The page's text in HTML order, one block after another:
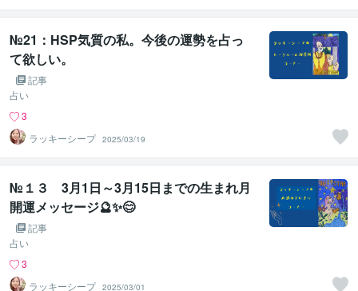
№21：HSP気質の私。今後の運勢を占っ
て欲しい。
記事
占い
3
ラッキーシープ 2025/03/19
№１３ 3月1日～3月15日までの生まれ月
開運メッセージ🔮✨😊
記事
占い
3
ラッキーシープ 2025/03/01